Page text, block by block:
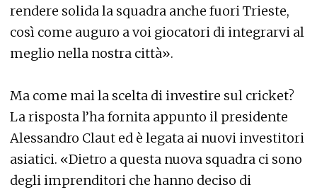
rendere solida la squadra anche fuori Trieste,
così come auguro a voi giocatori di integrarvi al
meglio nella nostra città».
Ma come mai la scelta di investire sul cricket?
La risposta l’ha fornita appunto il presidente
Alessandro Claut ed è legata ai nuovi investitori
asiatici. «Dietro a questa nuova squadra ci sono
degli imprenditori che hanno deciso di